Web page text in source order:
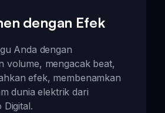
dengan Efek
Anda dengan
volume, mengacak beat,
efek, membenamkan
dunia elektrik dari
Digital.